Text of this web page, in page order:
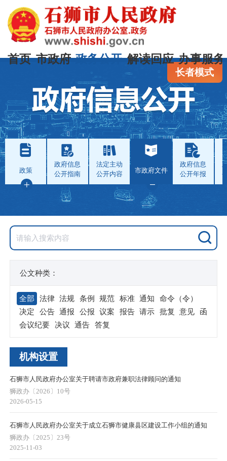
首页 市政府 政务公开 解读回应 办事服务
长者模式
政策
政府信息
公开指南
法定主动
公开内容
市政府文件
政府信息
公开年报
公文种类：
全部 法律 法规 条例 规范 标准 通知
命令（令）
决定
公告 通报 公报 议案 报告 请示 批复 意见
函
会议纪要
决议 通告 答复
机构设置
石狮市人民政府办公室关于聘请市政府兼职法律顾问的通知
狮政办〔2026〕10号
2026-05-15
石狮市人民政府办公室关于成立石狮市健康县区建设工作小组的通知
狮政办〔2025〕23号
2025-11-03